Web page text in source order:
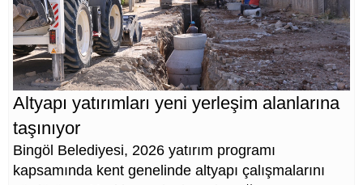
Altyapı yatırımları yeni yerleşim alanlarına
taşınıyor
Bingöl Belediyesi, 2026 yatırım programı
kapsamında kent genelinde altyapı çalışmalarını